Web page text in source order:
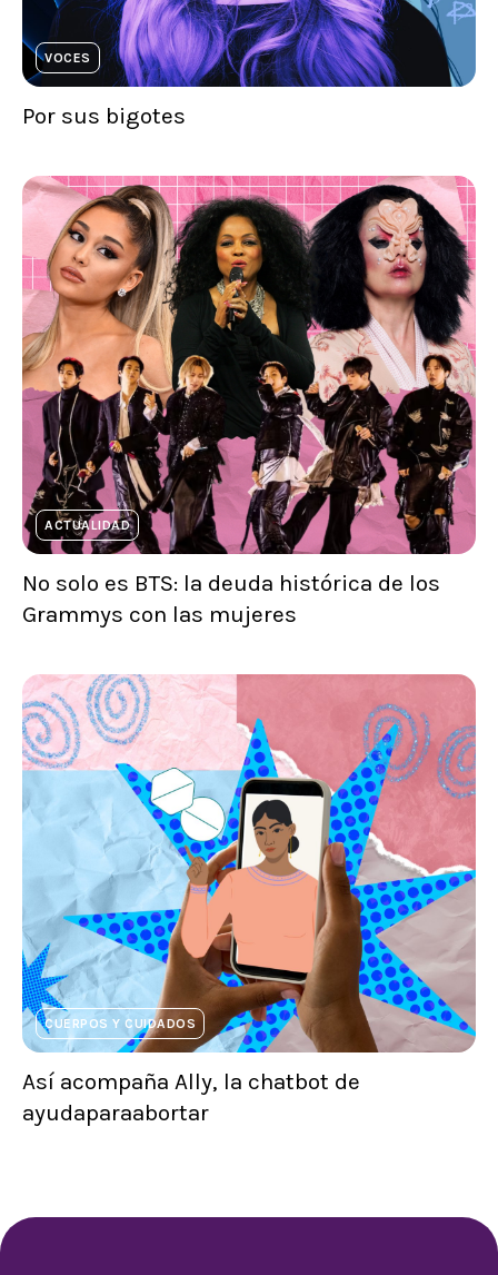
VOCES
Por sus bigotes
ACTUALIDAD
No solo es BTS: la deuda histórica de los
Grammys con las mujeres
CUERPOS Y CUIDADOS
Así acompaña Ally, la chatbot de
ayudaparaabortar